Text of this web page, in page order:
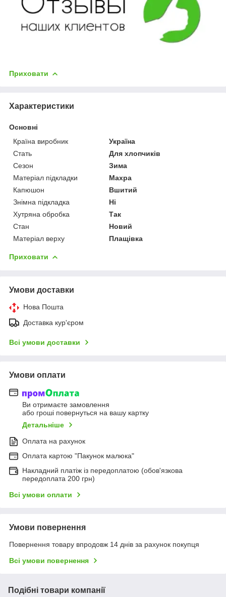
Приховати
Характеристики
Основні
Країна виробник
Україна
Стать
Для хлопчиків
Сезон
Зима
Матеріал підкладки
Махра
Капюшон
Вшитий
Знімна підкладка
Ні
Хутряна обробка
Так
Стан
Новий
Матеріал верху
Плащівка
Приховати
Умови доставки
Нова Пошта
Доставка кур'єром
Всі умови доставки
Умови оплати
Ви отримаєте замовлення
або гроші повернуться на вашу картку
Детальніше
Оплата на рахунок
Оплата картою "Пакунок малюка"
Накладний платіж із передоплатою (обов'язкова
передоплата 200 грн)
Всі умови оплати
Умови повернення
Повернення товару впродовж 14 днів за рахунок покупця
Всі умови повернення
Подібні товари компанії